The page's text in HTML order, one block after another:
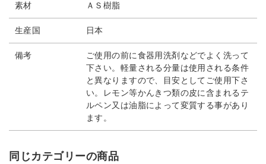
素材 ＡＳ樹脂
生産国 日本
備考
ご使用の前に食器用洗剤などでよく洗って
下さい。軽量される分量は使用される条件
と異なりますので、目安としてご使用下さ
い。レモン等かんきつ類の皮に含まれるテ
ルペン又は油脂によって変質する事があり
ます。
同じカテゴリーの商品